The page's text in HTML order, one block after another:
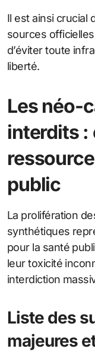
Il est ainsi crucial
sources
d’éviter toute
liberté.
Les néo-
interdits :
public
La prolifération
synthétiques
pour la santé
leur toxicité
interdiction
Liste des
majeures